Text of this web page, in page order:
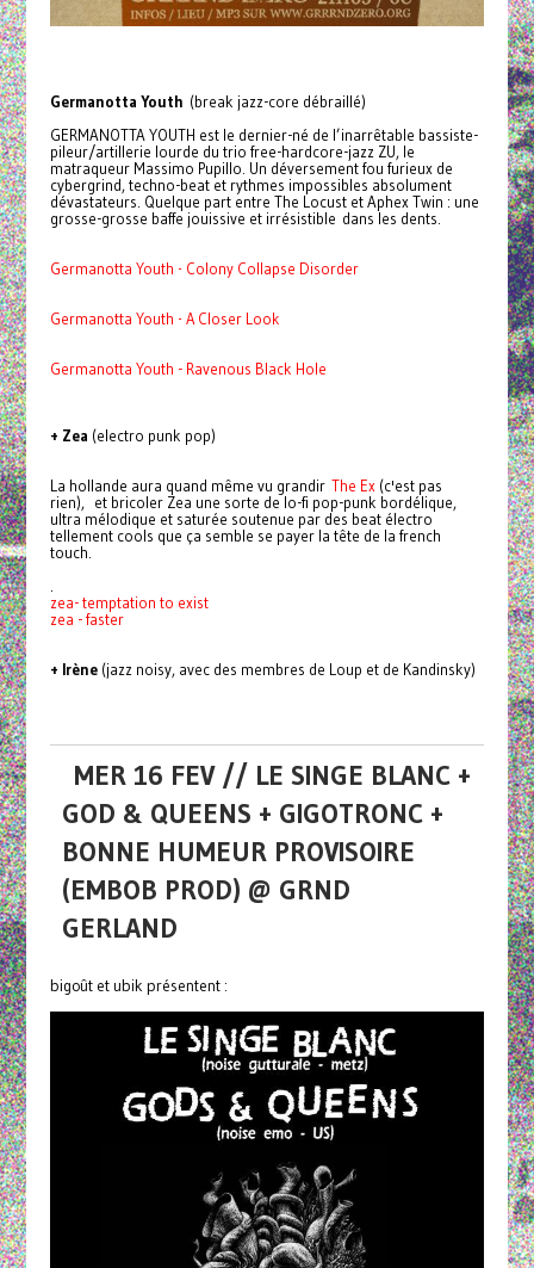
Germanotta Youth (break jazz-core débraillé)
GERMANOTTA YOUTH est le dernier-né de l’inarrêtable bassiste-
pileur/artillerie lourde du trio free-hardcore-jazz ZU, le
matraqueur Massimo Pupillo. Un déversement fou furieux de
cybergrind, techno-beat et rythmes impossibles absolument
dévastateurs. Quelque part entre The Locust et Aphex Twin : une
grosse-grosse baffe jouissive et irrésistible dans les dents.
Germanotta Youth - Colony Collapse Disorder
Germanotta Youth - A Closer Look
Germanotta Youth - Ravenous Black Hole
+ Zea (electro punk pop)
La hollande aura quand même vu grandir The Ex (c'est pas
rien), et bricoler Zea une sorte de lo-fi pop-punk bordélique,
ultra mélodique et saturée soutenue par des beat électro
tellement cools que ça semble se payer la tête de la french
touch.
zea- temptation to exist
zea - faster
+ Irène (jazz noisy, avec des membres de Loup et de Kandinsky)
MER 16 FEV // LE SINGE BLANC +
GOD & QUEENS + GIGOTRONC +
BONNE HUMEUR PROVISOIRE
(EMBOB PROD) @ GRND
GERLAND
bigoût et ubik présentent :